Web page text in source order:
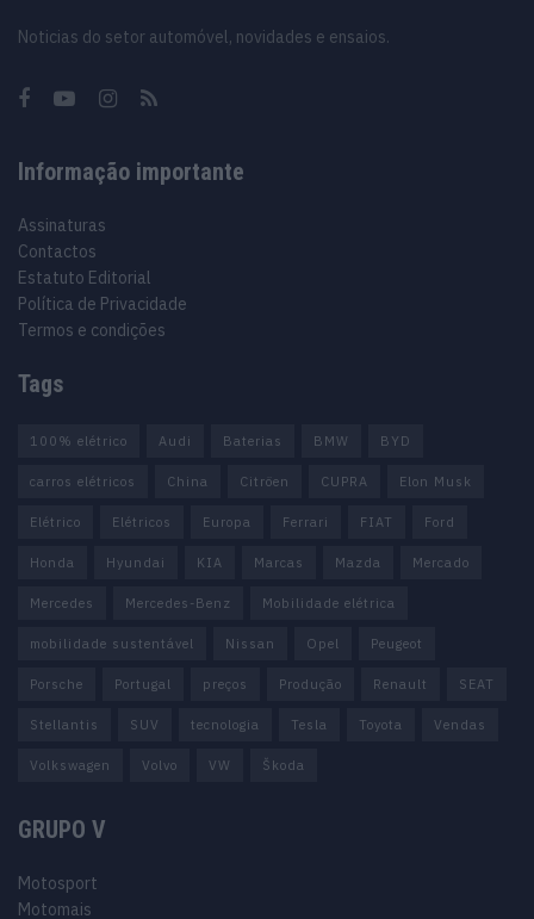
Noticias do setor automóvel, novidades e ensaios.
Informação importante
Assinaturas
Contactos
Estatuto Editorial
Política de Privacidade
Termos e condições
Tags
100% elétrico Audi Baterias BMW BYD
carros elétricos China Citröen CUPRA Elon Musk
Elétrico Elétricos Europa Ferrari FIAT Ford
Honda Hyundai KIA Marcas Mazda Mercado
Mercedes Mercedes-Benz Mobilidade elétrica
mobilidade sustentável Nissan Opel Peugeot
Porsche Portugal preços Produção Renault SEAT
Stellantis SUV tecnologia Tesla Toyota Vendas
Volkswagen Volvo VW Škoda
GRUPO V
Motosport
Motomais